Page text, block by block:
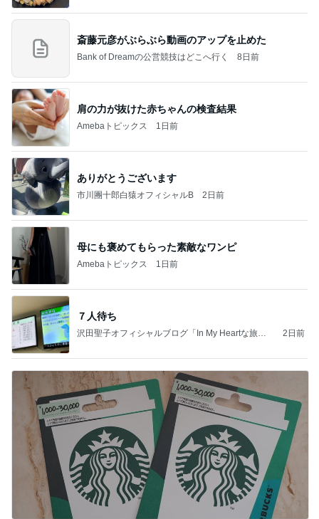
斎藤元彦がぶらぶら動画のアップを止めた
Bank of Dreamの公営競技はどこへ行く 8日前
肩の力が抜けた赤ちゃんの検査結果
Amebaトピックス 1日前
ありがとうございます
市川團十郎白猿オフィシャルB 2日前
母にも褒めてもらった素敵なワンピ
Amebaトピックス 1日前
７人待ち
沢田聖子オフィシャルブログ「In My Heartな旅日
2日前